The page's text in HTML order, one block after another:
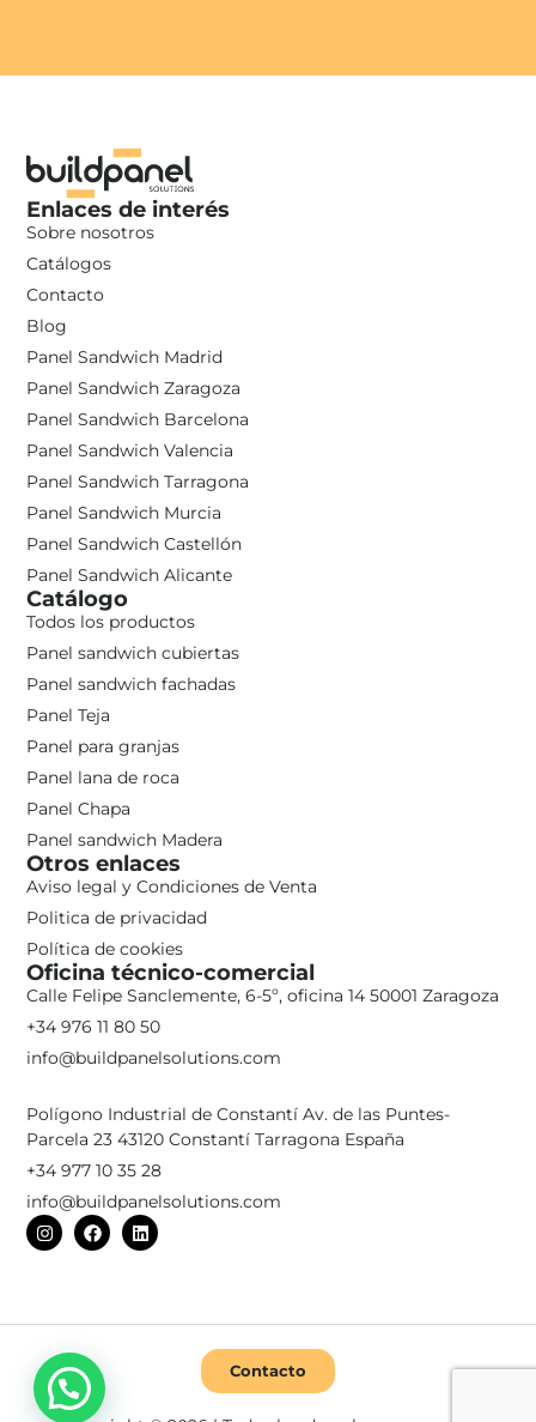
Enlaces de interés
Sobre nosotros
Catálogos
Contacto
Blog
Panel Sandwich Madrid
Panel Sandwich Zaragoza
Panel Sandwich Barcelona
Panel Sandwich Valencia
Panel Sandwich Tarragona
Panel Sandwich Murcia
Panel Sandwich Castellón
Panel Sandwich Alicante
Catálogo
Todos los productos
Panel sandwich cubiertas
Panel sandwich fachadas
Panel Teja
Panel para granjas
Panel lana de roca
Panel Chapa
Panel sandwich Madera
Otros enlaces
Aviso legal y Condiciones de Venta
Politica de privacidad
Política de cookies
Oficina técnico-comercial
Calle Felipe Sanclemente, 6-5º, oficina 14 50001 Zaragoza
+34 976 11 80 50
info@buildpanelsolutions.com
Polígono Industrial de Constantí Av. de las Puntes-
Parcela 23 43120 Constantí Tarragona España
+34 977 10 35 28
info@buildpanelsolutions.com
Contacto